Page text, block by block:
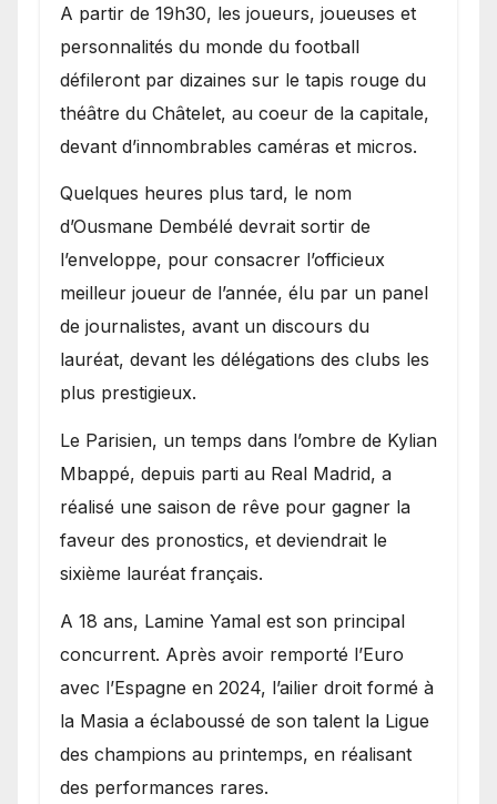
A partir de 19h30, les joueurs, joueuses et
personnalités du monde du football
défileront par dizaines sur le tapis rouge du
théâtre du Châtelet, au coeur de la capitale,
devant d’innombrables caméras et micros.
Quelques heures plus tard, le nom
d’Ousmane Dembélé devrait sortir de
l’enveloppe, pour consacrer l’officieux
meilleur joueur de l’année, élu par un panel
de journalistes, avant un discours du
lauréat, devant les délégations des clubs les
plus prestigieux.
Le Parisien, un temps dans l’ombre de Kylian
Mbappé, depuis parti au Real Madrid, a
réalisé une saison de rêve pour gagner la
faveur des pronostics, et deviendrait le
sixième lauréat français.
A 18 ans, Lamine Yamal est son principal
concurrent. Après avoir remporté l’Euro
avec l’Espagne en 2024, l’ailier droit formé à
la Masia a éclaboussé de son talent la Ligue
des champions au printemps, en réalisant
des performances rares.